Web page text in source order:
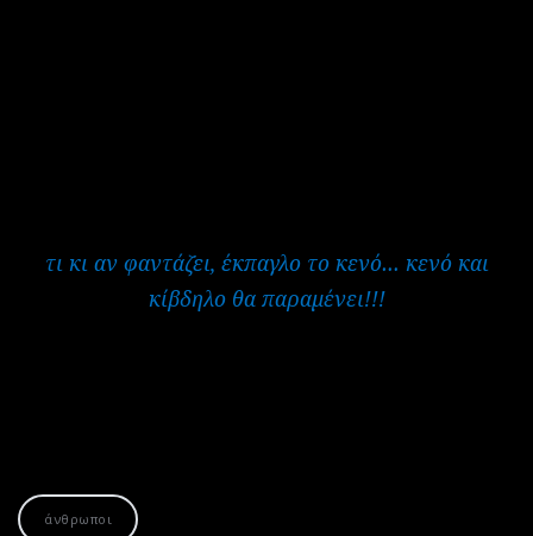
τι κι αν φαντάζει, έκπαγλο το κενό… κενό και
κίβδηλο θα παραμένει!!!
άνθρωποι